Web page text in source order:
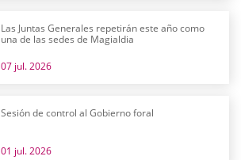
Las Juntas Generales repetirán este año como
una de las sedes de Magialdia
07 jul. 2026
Sesión de control al Gobierno foral
01 jul. 2026